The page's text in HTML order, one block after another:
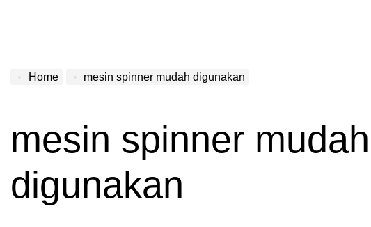
Home mesin spinner mudah digunakan
mesin spinner mudah
digunakan